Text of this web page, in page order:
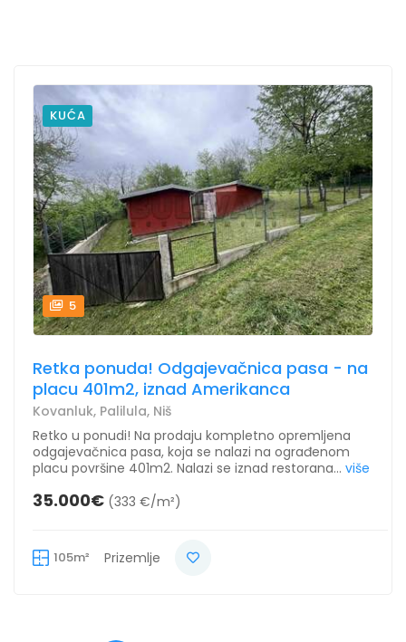
KUĆA
5
Retka ponuda! Odgajevačnica pasa - na
placu 401m2, iznad Amerikanca
Kovanluk, Palilula, Niš
Retko u ponudi! Na prodaju kompletno opremljena
odgajevačnica pasa, koja se nalazi na ograđenom
placu površine 401m2. Nalazi se iznad restorana... više
35.000€ (333 €/m²)
105m² Prizemlje